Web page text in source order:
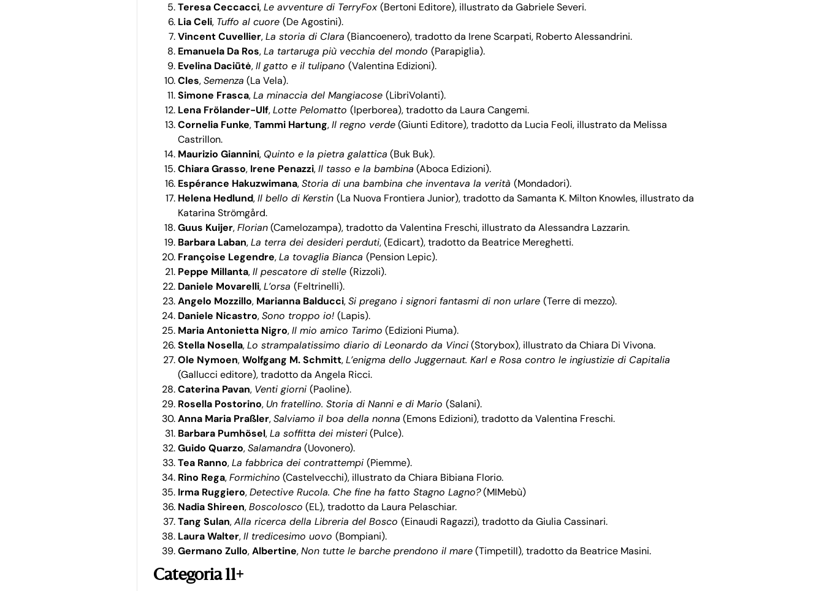
Teresa Ceccacci,Le avventure di TerryFox (Bertoni Editore), illustrato da Gabriele Severi.
Lia Celi, Tuffo al cuore (De Agostini).
Vincent Cuvellier,La storia di Clara (Biancoenero), tradotto da Irene Scarpati, Roberto Alessandrini.
Emanuela Da Ros,La tartaruga più vecchia del mondo (Parapiglia).
Evelina Daciūtė,Il gatto e il tulipano (Valentina Edizioni).
Cles,Semenza (La Vela).
Simone Frasca,La minaccia del Mangiacose (LibriVolanti).
Lena Frölander-Ulf,Lotte Pelomatto (Iperborea), tradotto da Laura Cangemi.
Cornelia Funke,Tammi Hartung,Il regno verde(Giunti Editore), tradotto da Lucia Feoli, illustrato da Melissa
Castrillon.
Maurizio Giannini, Quinto e la pietra galattica (Buk Buk).
Chiara Grasso, Irene Penazzi,Il tasso e la bambina (Aboca Edizioni).
Espérance Hakuzwimana,Storia di una bambina che inventava la verità (Mondadori).
Helena Hedlund,Il bello di Kerstin (La Nuova Frontiera Junior), tradotto da Samanta K. Milton Knowles, illustrato da
Katarina Strömgård.
Guus Kuijer,Florian(Camelozampa), tradotto da Valentina Freschi, illustrato da Alessandra Lazzarin.
Barbara Laban,La terra dei desideri perduti, (Edicart), tradotto da Beatrice Mereghetti.
Françoise Legendre,La tovaglia Bianca (Pension Lepic).
Peppe Millanta,Il pescatore di stelle (Rizzoli).
Daniele Movarelli,L’orsa (Feltrinelli).
Angelo Mozzillo, Marianna Balducci,Si pregano i signori fantasmi di non urlare (Terre di mezzo).
Daniele Nicastro,Sono troppo io! (Lapis).
Maria Antonietta Nigro,Il mio amico Tarimo (Edizioni Piuma).
Stella Nosella,Lo strampalatissimo diario di Leonardo da Vinci(Storybox), illustrato da Chiara Di Vivona.
Ole Nymoen,Wolfgang M. Schmitt,L’enigma dello Juggernaut. Karl e Rosa contro le ingiustizie di Capitalia
(Gallucci editore), tradotto da Angela Ricci.
Caterina Pavan, Venti giorni (Paoline).
Rosella Postorino, Un fratellino. Storia di Nanni e di Mario (Salani).
Anna Maria Praßler,Salviamo il boa della nonna (Emons Edizioni), tradotto da Valentina Freschi.
Barbara Pumhösel,La soffitta dei misteri(Pulce).
Guido Quarzo,Salamandra (Uovonero).
Tea Ranno,La fabbrica dei contrattempi (Piemme).
Rino Rega,Formichino (Castelvecchi), illustrato da Chiara Bibiana Florio.
Irma Ruggiero,Detective Rucola. Che fine ha fatto Stagno Lagno?(MIMebù)
Nadia Shireen,Boscolosco (EL), tradotto da Laura Pelaschiar.
Tang Sulan,Alla ricerca della Libreria del Bosco (Einaudi Ragazzi), tradotto da Giulia Cassinari.
Laura Walter,Il tredicesimo uovo (Bompiani).
Germano Zullo,Albertine,Non tutte le barche prendono il mare(Timpetill), tradotto da Beatrice Masini.
Categoria 11+